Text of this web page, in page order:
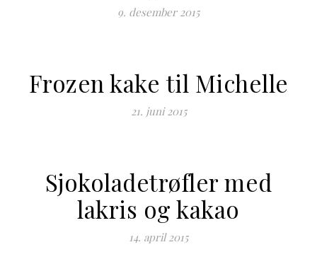
9. desember 2015
Frozen kake til Michelle
21. juni 2015
Sjokoladetrøfler med
lakris og kakao
14. april 2015